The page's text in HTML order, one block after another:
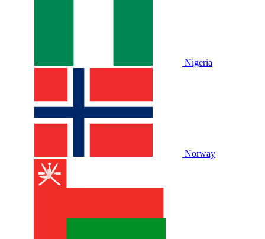
Nigeria
Norway